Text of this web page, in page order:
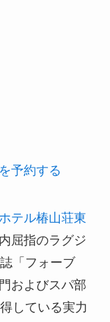
予約する
テル椿山荘東
屈指のラグジ
「フォーブ
およびスパ部
している実力